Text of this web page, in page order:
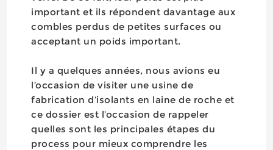
important et ils répondent davantage aux
combles perdus de petites surfaces ou
acceptant un poids important.
Il y a quelques années, nous avions eu
l’occasion de visiter une usine de
fabrication d’isolants en laine de roche et
ce dossier est l’occasion de rappeler
quelles sont les principales étapes du
process pour mieux comprendre les